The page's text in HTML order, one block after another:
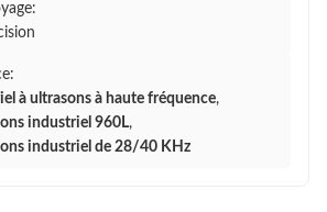
à ultrasons à haute fréquence,
industriel 960L,
industriel de 28/40 KHz